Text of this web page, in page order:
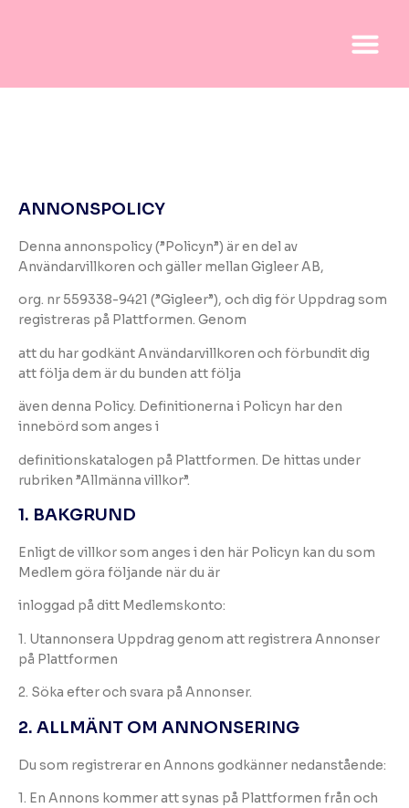
ANNONSPOLICY
Denna annonspolicy (”Policyn”) är en del av
Användarvillkoren och gäller mellan Gigleer AB,
org. nr 559338-9421 (”Gigleer”), och dig för Uppdrag som
registreras på Plattformen. Genom
att du har godkänt Användarvillkoren och förbundit dig
att följa dem är du bunden att följa
även denna Policy. Definitionerna i Policyn har den
innebörd som anges i
definitionskatalogen på Plattformen. De hittas under
rubriken ”Allmänna villkor”.
1. BAKGRUND
Enligt de villkor som anges i den här Policyn kan du som
Medlem göra följande när du är
inloggad på ditt Medlemskonto:
1. Utannonsera Uppdrag genom att registrera Annonser
på Plattformen
2. Söka efter och svara på Annonser.
2. ALLMÄNT OM ANNONSERING
Du som registrerar en Annons godkänner nedanstående:
1. En Annons kommer att synas på Plattformen från och